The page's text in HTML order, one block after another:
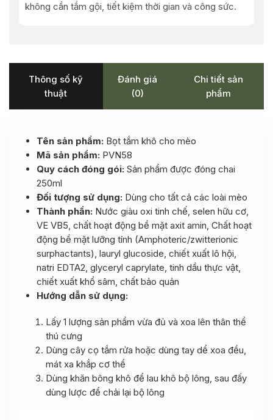
không cần tắm gội, tiết kiệm thời gian và công sức.
Thông số kỹ
thuật
Đánh giá
(0)
Chi tiết sản
phẩm
Tên sản phẩm: Bọt tắm khô cho mèo
Mã sản phẩm: PVN58
Quy cách đóng gói: Sản phẩm được đóng chai
250ml
Đối tượng sử dụng: Dùng cho tất cả các loài mèo
Thành phần: Nước giàu oxi tinh chế, selen hữu cơ,
VE VB5, chất hoạt động bề mặt axit amin, Chất hoạt
động bề mặt lưỡng tính (Amphoteric/zwitterionic
surphactants), lauryl glucoside, chiết xuất lô hội,
natri EDTA2, glyceryl caprylate, tinh dầu thực vật,
chiết xuất khổ sâm, chất bảo quản
Hướng dẫn sử dụng:
Lấy 1 lượng sản phẩm vừa đủ và xoa lên thân thể
thú cưng
Dùng cây cọ tắm rửa hoặc dùng tay dể xoa đều,
mát xa khắp cơ thể
Dùng khăn bông khô để lau khô bộ lông, sau đấy
dùng lược để chải lại bộ lông